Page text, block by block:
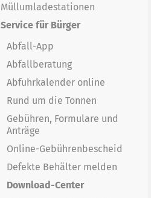
Müllumladestationen
Service für Bürger
Abfall-App
Abfallberatung
Abfuhrkalender online
Rund um die Tonnen
Gebühren, Formulare und
Anträge
Online-Gebührenbescheid
Defekte Behälter melden
Download-Center